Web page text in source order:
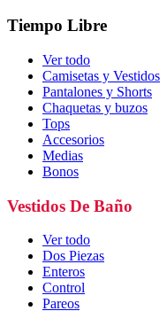
Tiempo Libre
Ver todo
Camisetas y Vestidos
Pantalones y Shorts
Chaquetas y buzos
Tops
Accesorios
Medias
Bonos
Vestidos De Baño
Ver todo
Dos Piezas
Enteros
Control
Pareos